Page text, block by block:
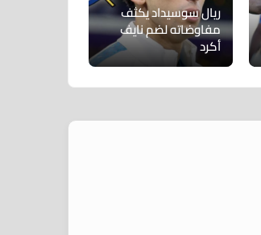
ريال سوسيداد يكثف
مفاوضاته لضم نايف
أكرد